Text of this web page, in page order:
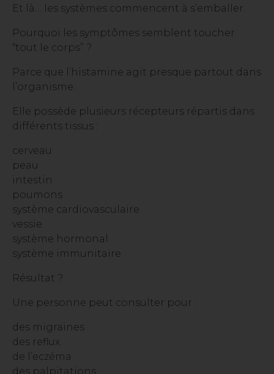
Et là… les systèmes commencent à s’emballer.
Pourquoi les symptômes semblent toucher
“tout le corps” ?
Parce que l’histamine agit presque partout dans
l’organisme.
Elle possède plusieurs récepteurs répartis dans
différents tissus :
cerveau
peau
intestin
poumons
système cardiovasculaire
vessie
système hormonal
système immunitaire
Résultat ?
Une personne peut consulter pour :
des migraines
des reflux
de l’eczéma
des palpitations